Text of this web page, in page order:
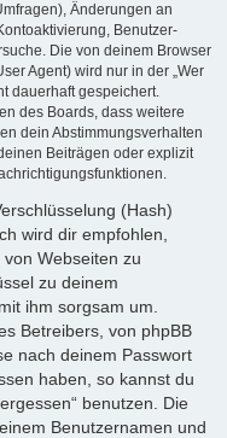
Änderungen an
Benutzer-
Die von deinem Browser
Agent) wird nur in der „Wer
dauerhaft gespeichert.
des Boards, dass weitere
dein Abstimmungsverhalten
Beiträgen oder explizit
(Hash)
wird dir empfohlen,
Webseiten zu
zu deinem
ihm sorgsam um.
Betreibers, von phpBB
nach deinem Passwort
haben, so kannst du
benutzen. Die
Benutzernamen und